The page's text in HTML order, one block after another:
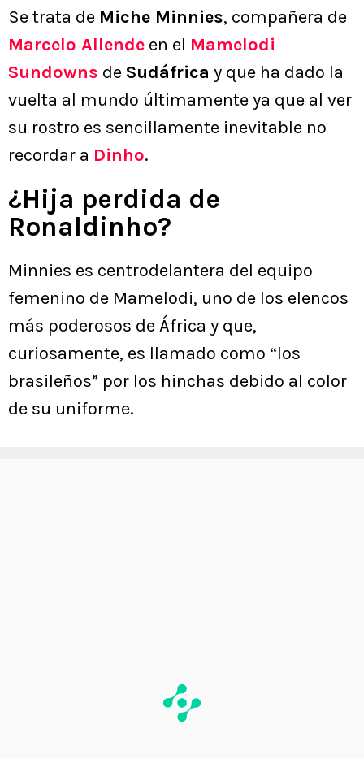
Se trata de Miche Minnies, compañera de
Marcelo Allende en el Mamelodi
Sundowns de Sudáfrica y que ha dado la
vuelta al mundo últimamente ya que al ver
su rostro es sencillamente inevitable no
recordar a Dinho.
¿Hija perdida de
Ronaldinho?
Minnies es centrodelantera del equipo
femenino de Mamelodi, uno de los elencos
más poderosos de África y que,
curiosamente, es llamado como “los
brasileños” por los hinchas debido al color
de su uniforme.